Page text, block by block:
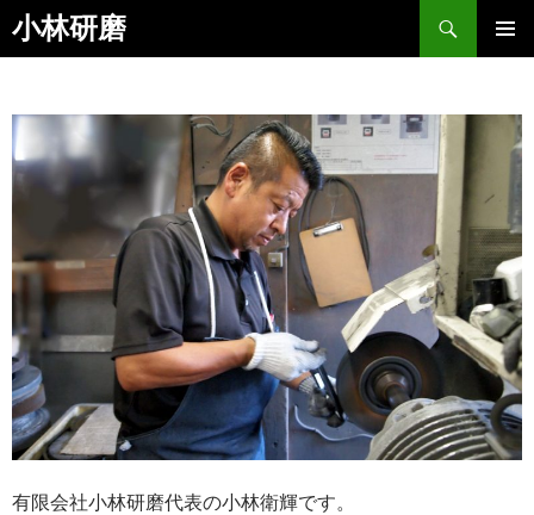
小林研磨
索コ
ン
ツ
へ
ス
プ
有限会社小林研磨代表の小林衛輝です。